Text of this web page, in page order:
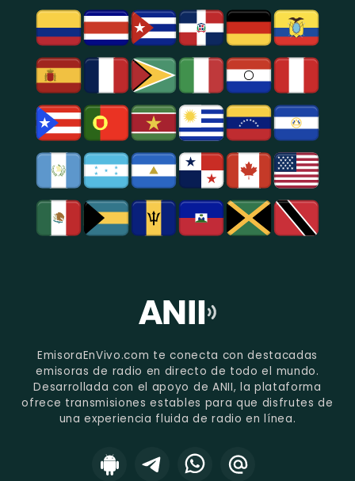
EmisoraEnVivo.com te conecta con destacadas
emisoras de radio en directo de todo el mundo.
Desarrollada con el apoyo de ANII, la plataforma
ofrece transmisiones estables para que disfrutes de
una experiencia fluida de radio en línea.